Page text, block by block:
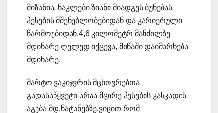
მიზანია, ნაკლები ზიანი მიადგეს ბუნებას
ჰესების მშენებლობებიდან და კარიერული
წარმოებიდან.4,6 კილომეტრ მანძილზე
მდინარე ღელედ იქცევა, მიწაში დაიმარხება
მდინარე.
მარტო ვაკიჯვრის მცხოვრებთა
გადასაწყვეტი არაა მცირე ჰესების კასკადის
აგება მდ.ნატანებზე.ვიცით რომ